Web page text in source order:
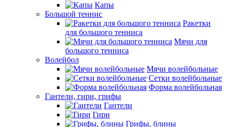
Капы
Большой теннис
Ракетки
для большого тенниса
Мячи для
большого тенниса
Волейбол
Мячи волейбольные
Сетки волейбольные
Форма волейбольная
Гантели, гири, грифы
Гантели
Гири
Грифы, блины